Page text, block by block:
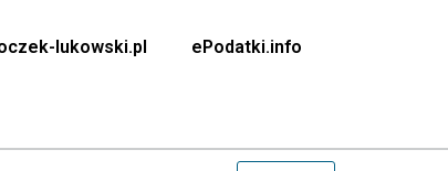
lukowski.pl ePodatki.info